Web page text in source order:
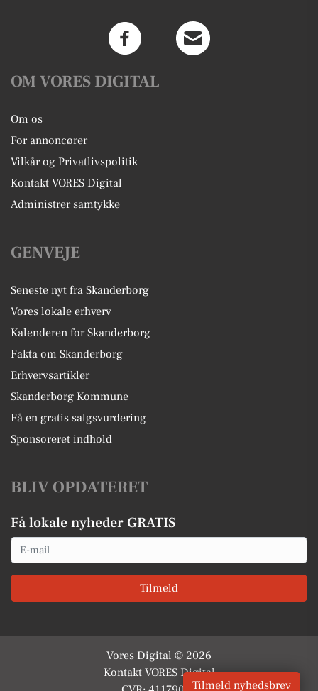
OM VORES DIGITAL
Om os
For annoncører
Vilkår og Privatlivspolitik
Kontakt VORES Digital
Administrer samtykke
GENVEJE
Seneste nyt fra Skanderborg
Vores lokale erhverv
Kalenderen for Skanderborg
Fakta om Skanderborg
Erhvervsartikler
Skanderborg Kommune
Få en gratis salgsvurdering
Sponsoreret indhold
BLIV OPDATERET
Få lokale nyheder GRATIS
Email
Tilmeld
Vores Digital © 2026
Kontakt VORES Digital
Tilmeld nyhedsbrev